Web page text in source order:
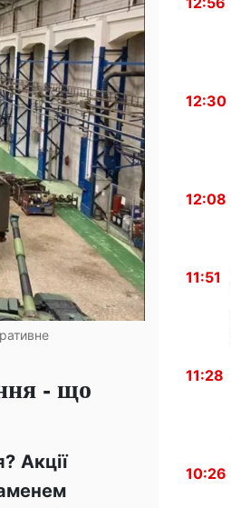
- що
Акції
12:30
12:08
11:51
11:28
10:26